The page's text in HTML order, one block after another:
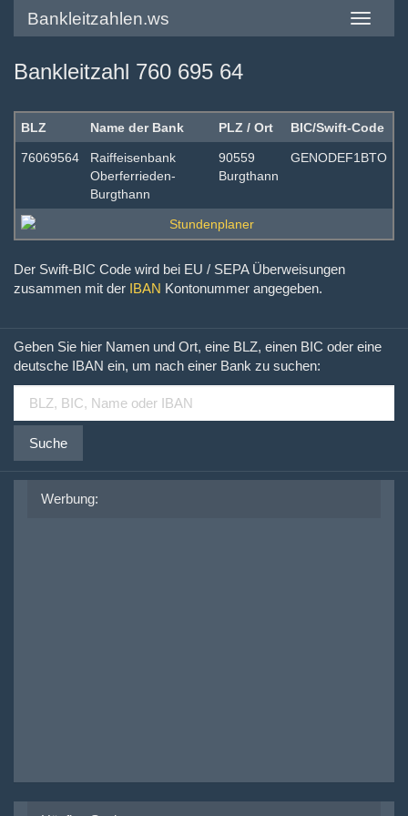
Toggle
Bankleitzahlen.ws
Bankleitzahl 760 695 64
BLZ Name der Bank PLZ / Ort BIC/Swift-Code
76069564
Raiffeisenbank
Oberferrieden-
Burgthann
90559
Burgthann
GENODEF1BTO
Der Swift-BIC Code wird bei EU / SEPA Überweisungen
zusammen mit der IBAN Kontonummer angegeben.
Geben Sie hier Namen und Ort, eine BLZ, einen BIC oder eine
deutsche IBAN ein, um nach einer Bank zu suchen:
Suche
Werbung: